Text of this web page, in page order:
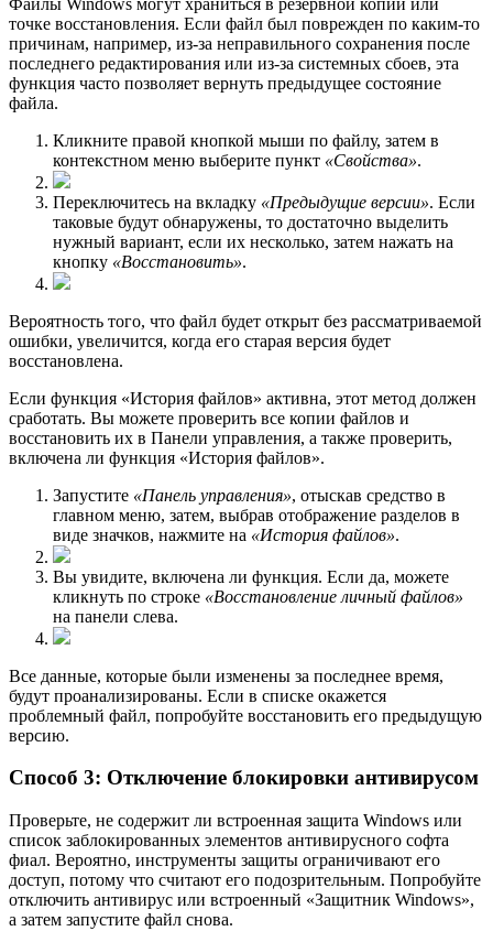
точке восстановления. Если файл был поврежден по каким-то
причинам, например, из-за неправильного сохранения после
последнего редактирования или из-за системных сбоев, эта
функция часто позволяет вернуть предыдущее состояние
файла.
Кликните правой кнопкой мыши по файлу, затем в
контекстном меню выберите пункт «Свойства».
Переключитесь на вкладку «Предыдущие версии». Если
таковые будут обнаружены, то достаточно выделить
нужный вариант, если их несколько, затем нажать на
кнопку «Восстановить».
Вероятность того, что файл будет открыт без рассматриваемой
ошибки, увеличится, когда его старая версия будет
восстановлена.
Если функция «История файлов» активна, этот метод должен
сработать. Вы можете проверить все копии файлов и
восстановить их в Панели управления, а также проверить,
включена ли функция «История файлов».
Запустите «Панель управления», отыскав средство в
главном меню, затем, выбрав отображение разделов в
виде значков, нажмите на «История файлов».
Вы увидите, включена ли функция. Если да, можете
кликнуть по строке «Восстановление личный файлов»
на панели слева.
Все данные, которые были изменены за последнее время,
будут проанализированы. Если в списке окажется
проблемный файл, попробуйте восстановить его предыдущую
версию.
Способ 3: Отключение блокировки антивирусом
Проверьте, не содержит ли встроенная защита Windows или
список заблокированных элементов антивирусного софта
фиал. Вероятно, инструменты защиты ограничивают его
доступ, потому что считают его подозрительным. Попробуйте
отключить антивирус или встроенный «Защитник Windows»,
а затем запустите файл снова.